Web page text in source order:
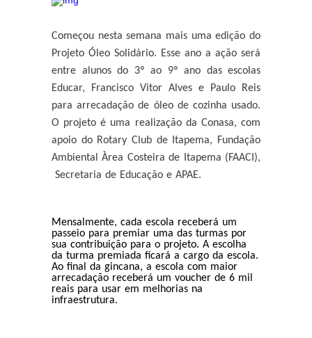
Começou nesta semana mais uma edição do
Projeto Óleo Solidário. Esse ano a ação será
entre alunos do 3º ao 9º ano das escolas
Educar, Francisco Vitor Alves e Paulo Reis
para arrecadação de óleo de cozinha usado.
O projeto é uma realização da Conasa, com
apoio do Rotary Club de Itapema, Fundação
Ambiental Àrea Costeira de Itapema (FAACI),
Secretaria de Educação e APAE.
Mensalmente, cada escola receberá um
passeio para premiar uma das turmas por
sua contribuição para o projeto. A escolha
da turma premiada ficará a cargo da escola.
Ao final da gincana, a escola com maior
arrecadação receberá um voucher de 6 mil
reais para usar em melhorias na
infraestrutura.